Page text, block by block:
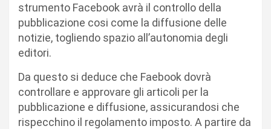
strumento Facebook avrà il controllo della
pubblicazione cosi come la diffusione delle
notizie, togliendo spazio all’autonomia degli
editori.
Da questo si deduce che Faebook dovrà
controllare e approvare gli articoli per la
pubblicazione e diffusione, assicurandosi che
rispecchino il regolamento imposto. A partire da